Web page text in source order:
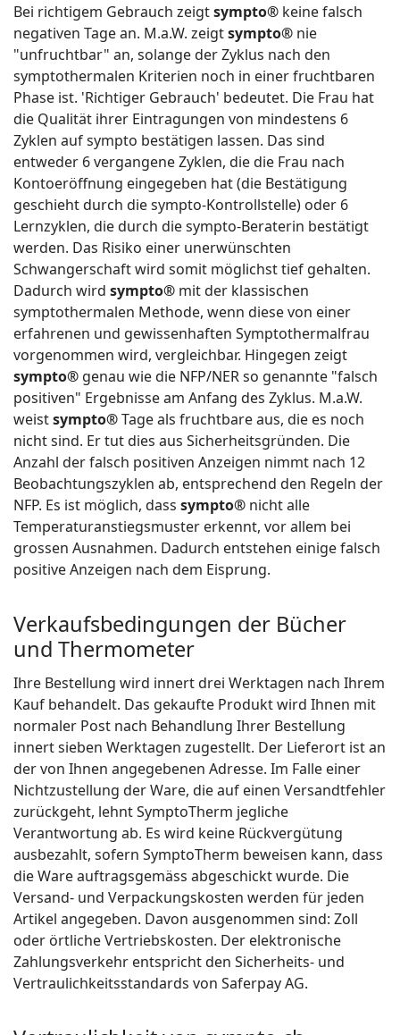
Bei richtigem Gebrauch zeigtsympto® keine falsch
negativen Tage an. M.a.W. zeigtsympto® nie
"unfruchtbar" an, solange der Zyklus nach den
symptothermalen Kriterien noch in einer fruchtbaren
Phase ist. 'Richtiger Gebrauch' bedeutet. Die Frau hat
die Qualität ihrer Eintragungen von mindestens 6
Zyklen auf sympto bestätigen lassen. Das sind
entweder 6 vergangene Zyklen, die die Frau nach
Kontoeröffnung eingegeben hat (die Bestätigung
geschieht durch die sympto-Kontrollstelle) oder 6
Lernzyklen, die durch die sympto-Beraterin bestätigt
werden. Das Risiko einer unerwünschten
Schwangerschaft wird somit möglichst tief gehalten.
Dadurch wird sympto® mit der klassischen
symptothermalen Methode, wenn diese von einer
erfahrenen und gewissenhaften Symptothermalfrau
vorgenommen wird, vergleichbar. Hingegen zeigt
sympto® genau wie die NFP/NER so genannte "falsch
positiven" Ergebnisse am Anfang des Zyklus. M.a.W.
weistsympto®Tage als fruchtbare aus, die es noch
nicht sind. Er tut dies aus Sicherheitsgründen. Die
Anzahl der falsch positiven Anzeigen nimmt nach 12
Beobachtungszyklen ab, entsprechend den Regeln der
NFP. Es ist möglich, dass sympto® nicht alle
Temperaturanstiegsmuster erkennt, vor allem bei
grossen Ausnahmen. Dadurch entstehen einige falsch
positive Anzeigen nach dem Eisprung.
Verkaufsbedingungen der Bücher
und Thermometer
Ihre Bestellung wird innert drei Werktagen nach Ihrem
Kauf behandelt. Das gekaufte Produkt wird Ihnen mit
normaler Post nach Behandlung Ihrer Bestellung
innert sieben Werktagen zugestellt. Der Lieferort ist an
der von Ihnen angegebenen Adresse. Im Falle einer
Nichtzustellung der Ware, die auf einen Versandtfehler
zurückgeht, lehnt SymptoTherm jegliche
Verantwortung ab. Es wird keine Rückvergütung
ausbezahlt, sofern SymptoTherm beweisen kann, dass
die Ware auftragsgemäss abgeschickt wurde. Die
Versand- und Verpackungskosten werden für jeden
Artikel angegeben. Davon ausgenommen sind: Zoll
oder örtliche Vertriebskosten. Der elektronische
Zahlungsverkehr entspricht den Sicherheits- und
Vertraulichkeitsstandards von Saferpay AG.